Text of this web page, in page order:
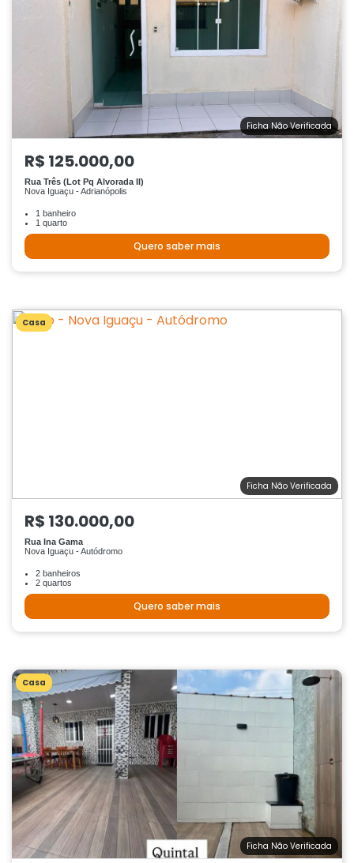
Ficha Não Verificada
R$ 125.000,00
Rua Três (Lot Pq Alvorada II)
Nova Iguaçu - Adrianópolis
1 banheiro
1 quarto
Quero saber mais
Casa
Ficha Não Verificada
R$ 130.000,00
Rua Ina Gama
Nova Iguaçu - Autódromo
2 banheiros
2 quartos
Quero saber mais
Casa
Ficha Não Verificada